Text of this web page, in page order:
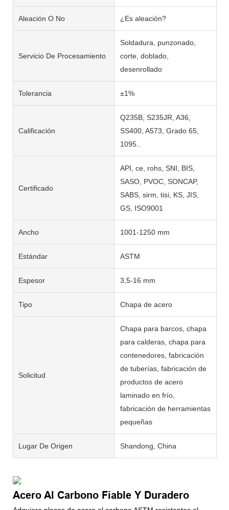
Aleación O No ¿Es aleación?
Servicio De Procesamiento
Soldadura, punzonado,
corte, doblado,
desenrollado
Tolerancia ±1%
Calificación
Q235B, S235JR, A36,
SS400, A573, Grado 65,
1095..
Certificado
API, ce, rohs, SNI, BIS,
SASO, PVOC, SONCAP,
SABS, sirm, tisi, KS, JIS,
GS, ISO9001
Ancho 1001-1250 mm
Estándar ASTM
Espesor 3,5-16 mm
Tipo Chapa de acero
Solicitud
Chapa para barcos, chapa
para calderas, chapa para
contenedores, fabricación
de tuberías, fabricación de
productos de acero
laminado en frío,
fabricación de herramientas
pequeñas
Lugar De Origen Shandong, China
Acero Al Carbono Fiable Y Duradero